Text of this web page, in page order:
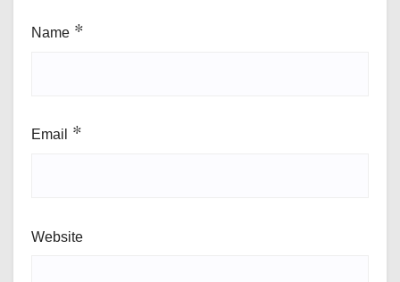
Name *
Email *
Website